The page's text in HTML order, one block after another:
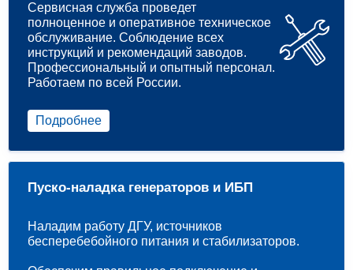
Сервисная служба проведет
полноценное и оперативное техническое
обслуживание. Соблюдение всех
инструкций и рекомендаций заводов.
Профессиональный и опытный персонал.
Работаем по всей России.
Подробнее
Пуско-наладка генераторов и ИБП
Наладим работу ДГУ, источников
бесперебебойного питания и стабилизаторов.